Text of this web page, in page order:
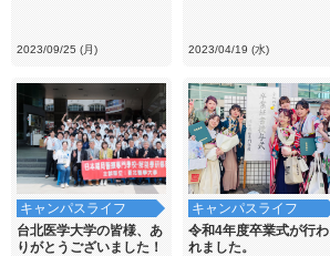
2023/09/25 (月) 2023/04/19 (水)
キャンパスライフ
台北医学大学の皆様、あ
りがとうございました！
キャンパスライフ
令和4年度卒業式が行わ
れました。